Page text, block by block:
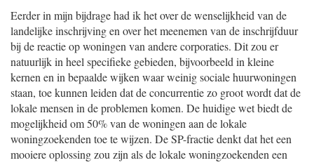
Eerder in mijn bijdrage had ik het over de wenselijkheid van de
landelijke inschrijving en over het meenemen van de inschrijfduur
bij de reactie op woningen van andere corporaties. Dit zou er
natuurlijk in heel specifieke gebieden, bijvoorbeeld in kleine
kernen en in bepaalde wijken waar weinig sociale huurwoningen
staan, toe kunnen leiden dat de concurrentie zo groot wordt dat de
lokale mensen in de problemen komen. De huidige wet biedt de
mogelijkheid om 50% van de woningen aan de lokale
woningzoekenden toe te wijzen. De SP-fractie denkt dat het een
mooiere oplossing zou zijn als de lokale woningzoekenden een